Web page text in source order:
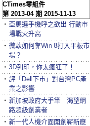
CTimes零組件
第 2013-04 期 2015-11-13
‧ 亞馬遜手機呼之欲出 行動市
場戰火升高
‧ 微軟如何靠Win 8打入平板市
場？
‧ 3D列印，你太瘋狂了！
‧ 評「Dell下市」對台灣PC產
業之影響
‧ 新加坡政府大手筆 渴望網
路超級創業者
‧ 新一代人機介面開創嶄新應